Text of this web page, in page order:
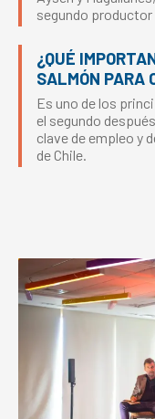
segundo productor
¿QUÉ
SALMÓN PARA
Es uno de los
el segundo
clave de empleo y
de Chile.